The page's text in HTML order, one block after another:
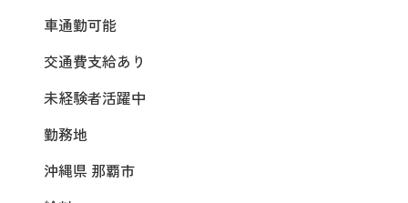
車通勤可能
交通費支給あり
未経験者活躍中
勤務地
沖縄県 那覇市